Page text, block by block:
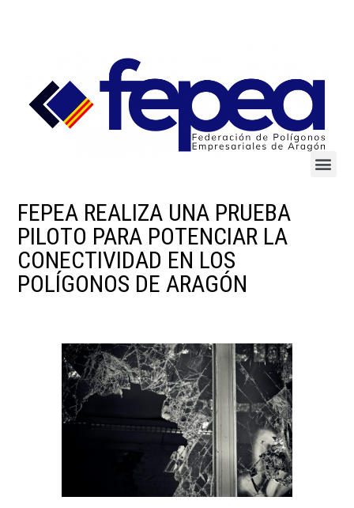
FEPEA REALIZA UNA PRUEBA
PILOTO PARA POTENCIAR LA
CONECTIVIDAD EN LOS
POLÍGONOS DE ARAGÓN